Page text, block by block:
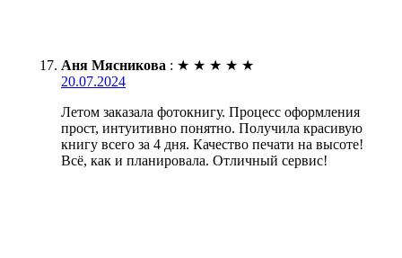
Аня Мясникова : ★ ★ ★ ★ ★
20.07.2024
Летом заказала фотокнигу. Процесс оформления
прост, интуитивно понятно. Получила красивую
книгу всего за 4 дня. Качество печати на высоте!
Всё, как и планировала. Отличный сервис!